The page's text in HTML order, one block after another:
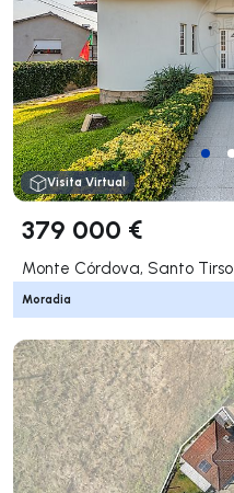
Visita Virtual
379 000 €
Monte Córdova, Santo Tirso
Moradia